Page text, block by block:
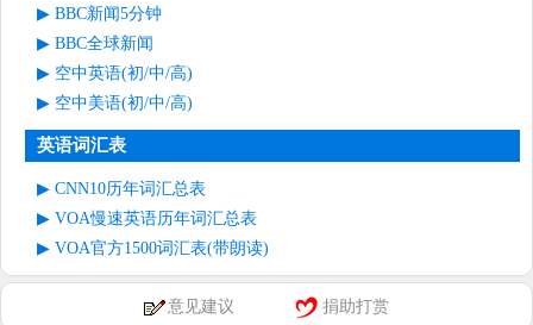
BBC新闻5分钟
BBC全球新闻
空中英语(初/中/高)
空中美语(初/中/高)
英语词汇表
CNN10历年词汇总表
VOA慢速英语历年词汇总表
VOA官方1500词汇表(带朗读)
意见建议 捐助打赏